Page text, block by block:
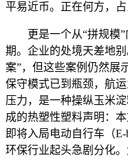
平易近币。正在何方，占
更是一个从“拼规模”
期。企业的处境天差地
案”，但这些案例仍然展
保守模式已到瓶颈，航
压力，是一种操纵玉米
成的热塑性塑料声明：
即将入局电动自行车（
环保行业起头急剧分化